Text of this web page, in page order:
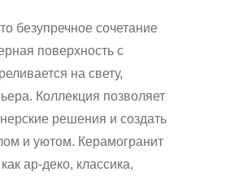
безупречное сочетание
поверхность с
на свету,
Коллекция позволяет
решения и создать
и уютом. Керамогранит
ар-деко, классика,